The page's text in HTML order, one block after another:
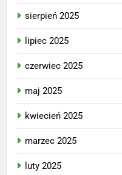
sierpień 2025
lipiec 2025
czerwiec 2025
maj 2025
kwiecień 2025
marzec 2025
luty 2025